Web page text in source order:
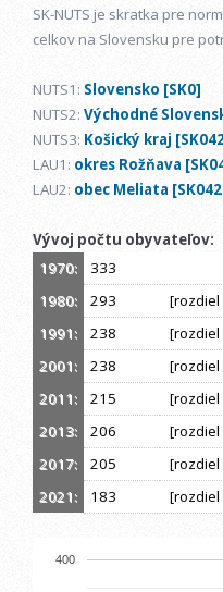
SK-NUTS je skratka pre
celkov na Slovensku pre
NUTS1: Slovensko [SK0]
NUTS2: Východné
NUTS3: Košický kraj
LAU1: okres Rožňava
LAU2: obec Meliata
Vývoj počtu obyvateľov:
1970:
333
1980:
293 [rozdiel
1991:
238 [rozdiel
2001:
238 [rozdiel
2011:
215 [rozdiel
2013:
206 [rozdiel
2017:
205 [rozdiel
2021:
183 [rozdiel
400